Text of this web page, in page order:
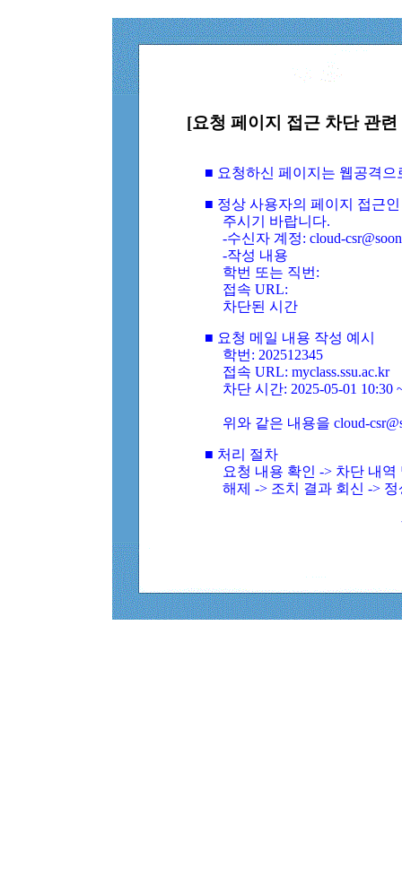
[요청 페이지 접근 차단 관
■ 요청하신 페이지는 웹공격
■ 정상 사용자의 페이지 접근
주시기 바랍니다.
-수신자 계정: cloud-
-작성 내용
학번 또는 직번:
접속 URL:
차단된 시간
■ 요청 메일 내용 작성 예시
학번: 202512345
접속 URL: myclass.ssu.ac.kr
차단 시간: 2025-05-01 10:30
위와 같은 내용을 cloud-
■ 처리 절차
요청 내용 확인 -> 차단 내
해제 -> 조치 결과 회신 ->